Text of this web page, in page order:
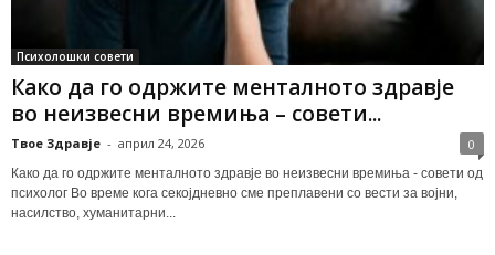
Психолошки совети
Како да го одржите менталното здравје
во неизвесни времиња – совети...
Твое Здравје - април 24, 2026 0
Како да го одржите менталното здравје во неизвесни времиња - совети од
психолог Во време кога секојдневно сме преплавени со вести за војни,
насилство, хуманитарни...